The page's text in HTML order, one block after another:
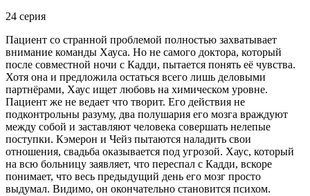
24 серия
Пациент со странной проблемой полностью захватывает
внимание команды Хауса. Но не самого доктора, который
после совместной ночи с Кадди, пытается понять её чувства.
Хотя она и предложила остаться всего лишь деловыми
партнёрами, Хаус ищет любовь на химическом уровне.
Пациент же не ведает что творит. Его действия не
подконтрольны разуму, два полушария его мозга враждуют
между собой и заставляют человека совершать нелепые
поступки. Кэмерон и Чейз пытаются наладить свои
отношения, свадьба оказывается под угрозой. Хаус, который
на всю больницу заявляет, что переспал с Кадди, вскоре
понимает, что весь предыдущий день его мозг просто
выдумал. Видимо, он окончательно становится психом.